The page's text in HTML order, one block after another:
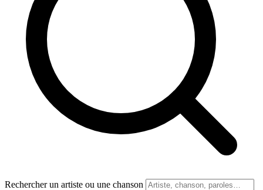
Rechercher un artiste ou une chanson